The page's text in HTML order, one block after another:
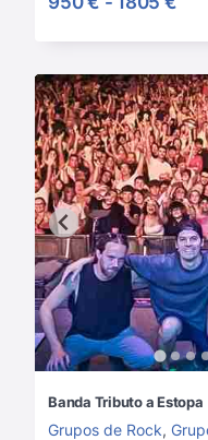
Banda Tributo a Estopa
Grupos de Rock,